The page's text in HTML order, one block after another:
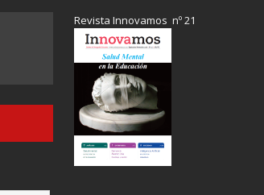
Revista Innovamos nº 21